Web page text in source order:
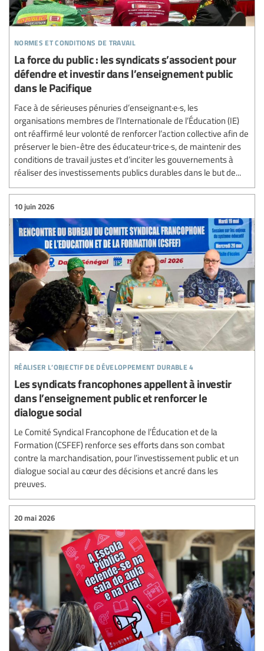
normes et conditions de travail
La force du public : les syndicats s’associent pour
défendre et investir dans l’enseignement public
dans le Pacifique
Face à de sérieuses pénuries d’enseignant·e·s, les
organisations membres de l’Internationale de l’Éducation (IE)
ont réaffirmé leur volonté de renforcer l’action collective afin de
préserver le bien-être des éducateur·trice·s, de maintenir des
conditions de travail justes et d’inciter les gouvernements à
réaliser des investissements publics durables dans le but de...
réaliser l’objectif de développement durable 4
10 juin 2026
Les syndicats francophones appellent à investir
dans l’enseignement public et renforcer le
dialogue social
Le Comité Syndical Francophone de l’Éducation et de la
Formation (CSFEF) renforce ses efforts dans son combat
contre la marchandisation, pour l’investissement public et un
dialogue social au cœur des décisions et ancré dans les
preuves.
20 mai 2026